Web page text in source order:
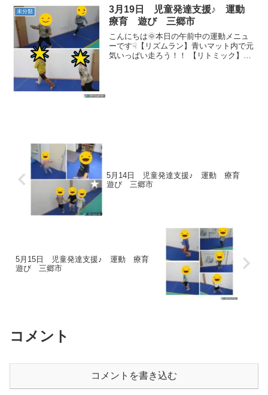
未分類
3月19日 児童発達支援♪ 運動
療育 遊び 三郷市
こんにちは🌞本日の午前中の運動メニュ
ーです☟【リズムラン】青いマット内で元
気いっぱい走ろう！！ 【リトミック】お
5月14日 児童発達支援♪ 運動 療育
遊び 三郷市
5月15日 児童発達支援♪ 運動 療育
遊び 三郷市
コメント
コメントを書き込む